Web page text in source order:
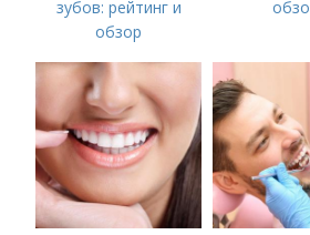
зубов: рейтинг и
обзор